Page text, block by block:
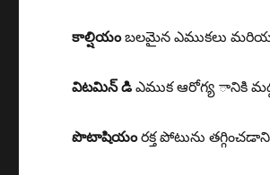
కాల్షియంబలమైన ఎముకలు మరియు
విటమిన్ డి ఎముక ఆరోగ్య ానికి
పొటాషియంరక్త పోటును